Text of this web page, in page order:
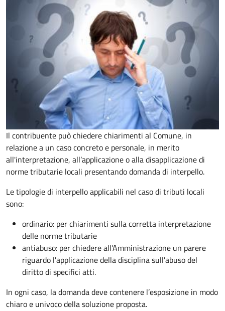
Il contribuente può chiedere chiarimenti al Comune, in
relazione a un caso concreto e personale, in merito
all'interpretazione, all’applicazione o alla disapplicazione di
norme tributarie locali presentando domanda di interpello.
Le tipologie di interpello applicabili nel caso di tributi locali
sono:
ordinario: per chiarimenti sulla corretta interpretazione
delle norme tributarie
antiabuso: per chiedere all'Amministrazione un parere
riguardo l'applicazione della disciplina sull'abuso del
diritto di specifici atti.
In ogni caso, la domanda deve contenere l’esposizione in modo
chiaro e univoco della soluzione proposta.